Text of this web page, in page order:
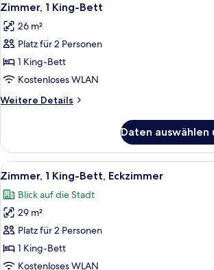
Fotos
für
Zimmer,
1 King-
Bett
anzeigen
5
Zimmer, 1 King-Bett
26 m²
Platz für 2 Personen
1 King-Bett
Kostenloses WLAN
Weitere Details
Weitere
1 King-
Bett
Daten auswählen
Alle
Fotos
für
Zimmer,
1 King-
Bett,
Eckzimmer
Ein
10
Zimmer, 1 King-Bett, Eckzimmer
Blick auf die Stadt
29 m²
Platz für 2 Personen
1 King-Bett
Kostenloses WLAN